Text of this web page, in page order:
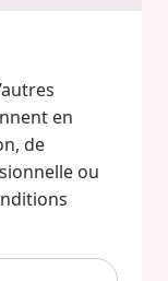
en
de
ou